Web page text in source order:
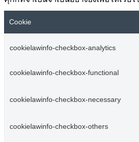
Cookie
cookielawinfo-checkbox-analytics
cookielawinfo-checkbox-functional
cookielawinfo-checkbox-necessary
cookielawinfo-checkbox-others